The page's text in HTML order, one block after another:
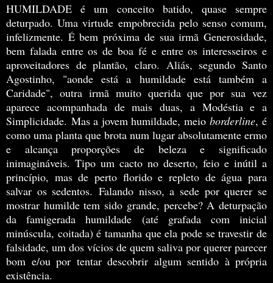
HUMILDADE é um conceito batido, quase sempre
deturpado. Uma virtude empobrecida pelo senso comum,
infelizmente. É bem próxima de sua irmã Generosidade,
bem falada entre os de boa fé e entre os interesseiros e
aproveitadores de plantão, claro. Aliás, segundo Santo
Agostinho, "aonde está a humildade está também a
Caridade", outra irmã muito querida que por sua vez
aparece acompanhada de mais duas, a Modéstia e a
Simplicidade. Mas a jovem humildade, meioborderline, é
como uma planta que brota num lugar absolutamente ermo
e alcança proporções de beleza e significado
inimagináveis. Tipo um cacto no deserto, feio e inútil a
princípio, mas de perto florido e repleto de água para
salvar os sedentos. Falando nisso, a sede por querer se
mostrar humilde tem sido grande, percebe? A deturpação
da famigerada humildade (até grafada com inicial
minúscula, coitada) é tamanha que ela pode se travestir de
falsidade, um dos vícios de quem saliva por querer parecer
bom e/ou por tentar descobrir algum sentido à própria
existência.